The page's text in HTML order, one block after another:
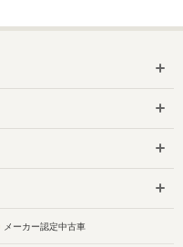
メーカー認定中古車